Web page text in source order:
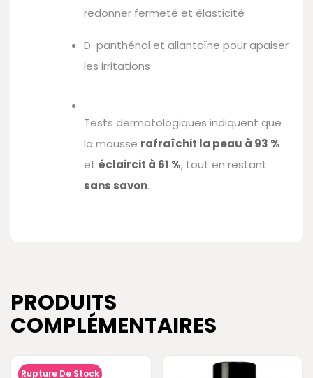
redonner fermeté et élasticité
D-panthénol et allantoïne pour apaiser
les irritations
Tests dermatologiques indiquent que
la mousse rafraîchit la peau à 93 %
et éclaircit à 61 %, tout en restant
sans savon.
PRODUITS
COMPLÉMENTAIRES
Rupture De Stock